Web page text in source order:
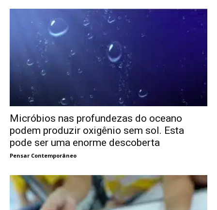
Micróbios nas profundezas do oceano
podem produzir oxigênio sem sol. Esta
pode ser uma enorme descoberta
Pensar Contemporâneo